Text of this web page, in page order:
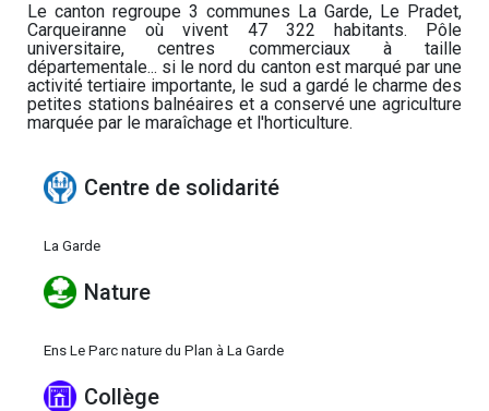
Le canton regroupe 3 communes La Garde, Le Pradet,
Carqueiranne où vivent 47 322 habitants. Pôle
universitaire, centres commerciaux à taille
départementale... si le nord du canton est marqué par une
activité tertiaire importante, le sud a gardé le charme des
petites stations balnéaires et a conservé une agriculture
marquée par le maraîchage et l'horticulture.
Centre de solidarité
La Garde
Nature
Ens Le Parc nature du Plan à La Garde
Collège